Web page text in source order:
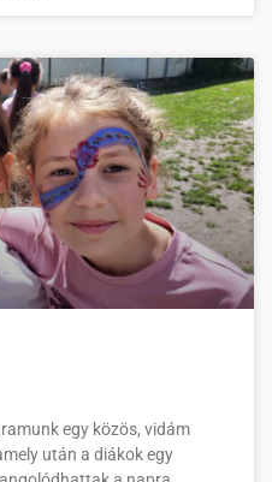
egy közös, vidám
után a diákok egy